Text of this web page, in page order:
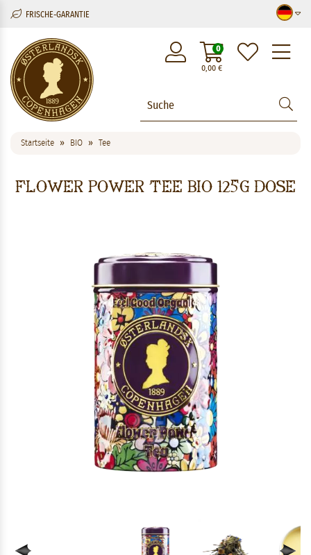
FRISCHE-GARANTIE
0,00€
0
Startseite BIO Tee
Flower Power Tee BIO 125g Dose